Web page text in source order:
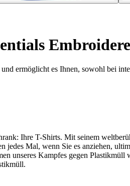
ermöglicht es Ihnen, sowohl bei
Ihre T-Shirts. Mit seinem
jedes Mal, wenn Sie es anziehen,
unseres Kampfes gegen